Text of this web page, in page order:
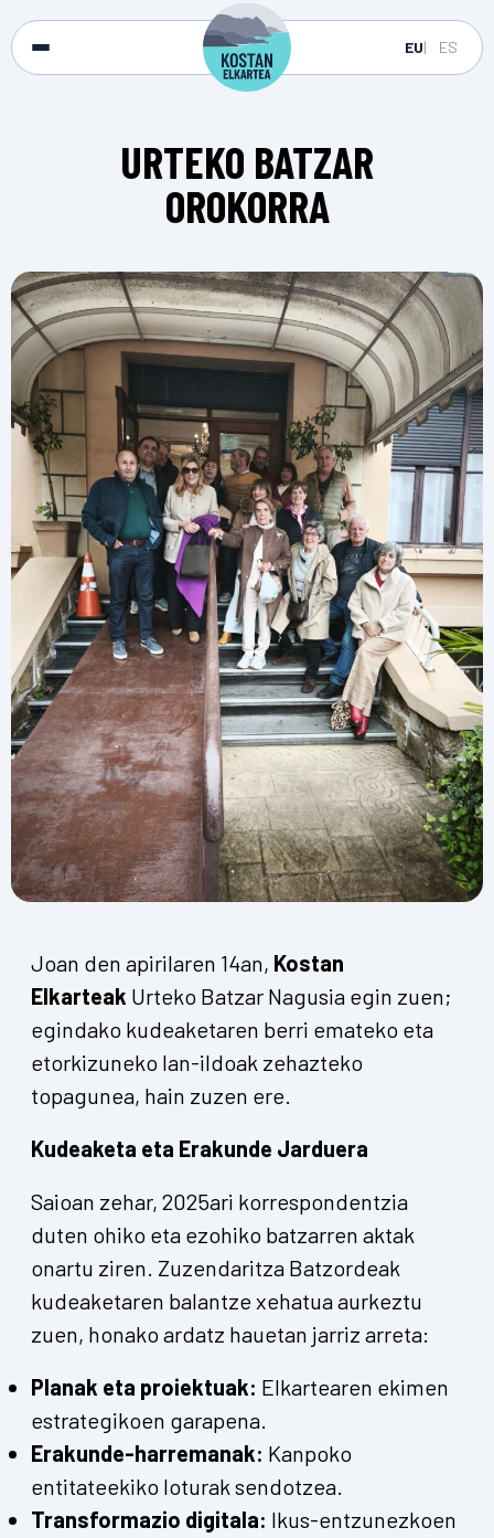
EU ES
URTEKO BATZAR
OROKORRA
Joan den apirilaren 14an, Kostan
Elkarteak Urteko Batzar Nagusia egin zuen;
egindako kudeaketaren berri emateko eta
etorkizuneko lan-ildoak zehazteko
topagunea, hain zuzen ere.
Kudeaketa eta Erakunde Jarduera
Saioan zehar, 2025ari korrespondentzia
duten ohiko eta ezohiko batzarren aktak
onartu ziren. Zuzendaritza Batzordeak
kudeaketaren balantze xehatua aurkeztu
zuen, honako ardatz hauetan jarriz arreta:
Planak eta proiektuak: Elkartearen ekimen
estrategikoen garapena.
Erakunde-harremanak: Kanpoko
entitateekiko loturak sendotzea.
Transformazio digitala: Ikus-entzunezkoen